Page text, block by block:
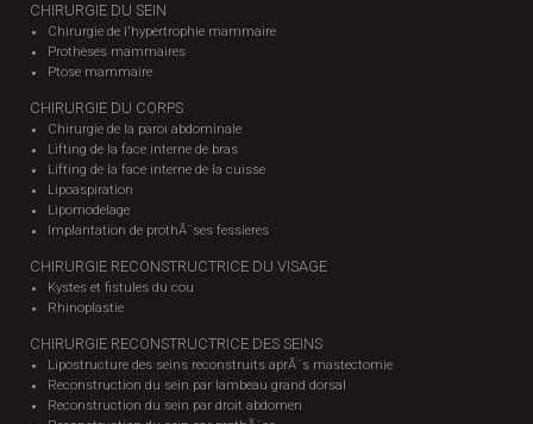
CHIRURGIE DU SEIN
Chirurgie de l'hypertrophie mammaire
Prothèses mammaires
Ptose mammaire
CHIRURGIE DU CORPS
Chirurgie de la paroi abdominale
Lifting de la face interne de bras
Lifting de la face interne de la cuisse
Lipoaspiration
Lipomodelage
Implantation de prothÃ¨ses fessieres
CHIRURGIE RECONSTRUCTRICE DU VISAGE
Kystes et fistules du cou
Rhinoplastie
CHIRURGIE RECONSTRUCTRICE DES SEINS
Lipostructure des seins reconstruits aprÃ¨s mastectomie
Reconstruction du sein par lambeau grand dorsal
Reconstruction du sein par droit abdomen